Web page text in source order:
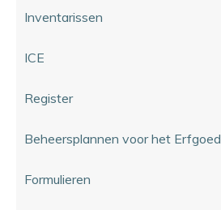
Inventarissen
ICE
Register
Beheersplannen voor het Erfgoed
Formulieren